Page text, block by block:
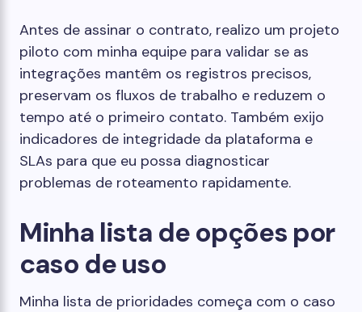
Antes de assinar o contrato, realizo um projeto
piloto com minha equipe para validar se as
integrações mantêm os registros precisos,
preservam os fluxos de trabalho e reduzem o
tempo até o primeiro contato. Também exijo
indicadores de integridade da plataforma e
SLAs para que eu possa diagnosticar
problemas de roteamento rapidamente.
Minha lista de opções por
caso de uso
Minha lista de prioridades começa com o caso